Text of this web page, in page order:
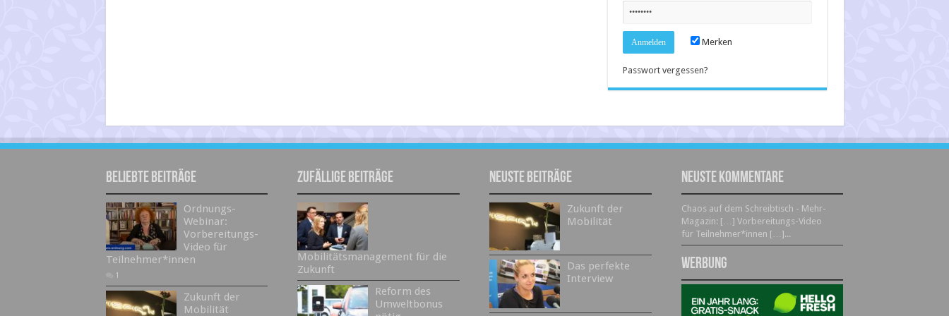
Merken
Passwort vergessen?
Beliebte Beiträge
Ordnungs-
Webinar:
Vorbereitungs-
Video für
Teilnehmer*innen
1
Zukunft der
Mobilität
Zufällige Beiträge
Mobilitätsmanagement für die
Zukunft
Reform des
Umweltbonus
Neuste Beiträge
Zukunft der
Mobilität
Das perfekte
Interview
Neuste Kommentare
Chaos auf dem Schreibtisch - Mehr-
Magazin: […] Vorbereitungs-Video
für Teilnehmer*innen […]...
Werbung